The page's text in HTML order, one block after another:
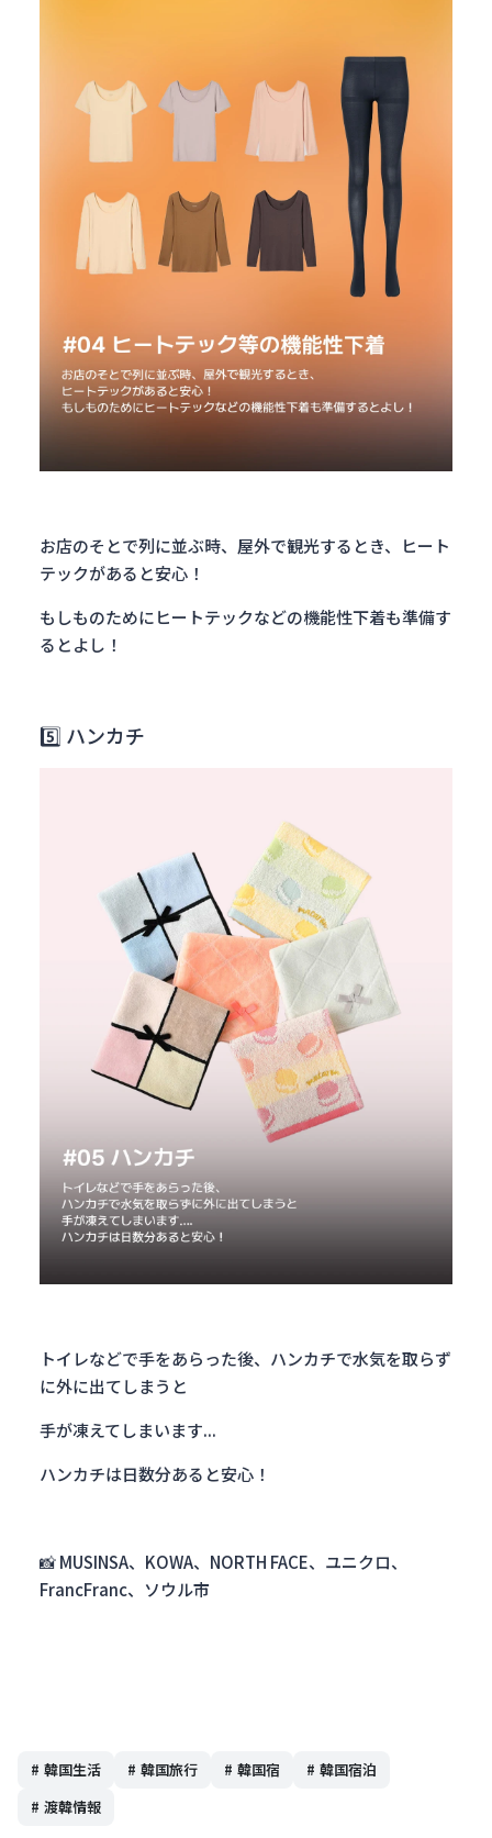
お店のそとで列に並ぶ時、屋外で観光するとき、ヒート
テックがあると安心！
もしものためにヒートテックなどの機能性下着も準備す
るとよし！
5️⃣ ハンカチ
トイレなどで手をあらった後、ハンカチで水気を取らず
に外に出てしまうと
手が凍えてしまいます...
ハンカチは日数分あると安心！
📸 MUSINSA、KOWA、NORTH FACE、ユニクロ、
FrancFranc、ソウル市
# 韓国生活 # 韓国旅行 # 韓国宿 # 韓国宿泊
# 渡韓情報